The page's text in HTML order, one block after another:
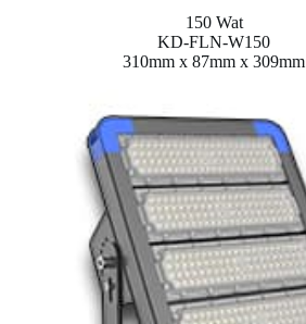
150 Wat
KD-FLN-W150
310mm x 87mm x 309mm